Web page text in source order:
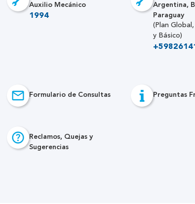
Auxilio Mecánico
1994
Argentina,
Paraguay
(Plan
y Básico)
Formulario de Consultas Preguntas
Reclamos, Quejas y
Sugerencias